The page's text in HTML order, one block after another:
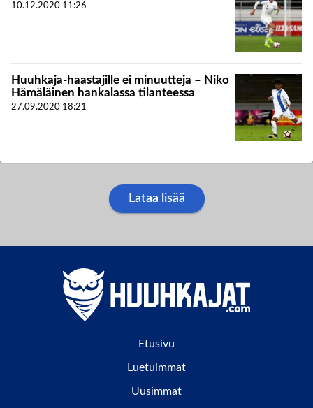
10.12.2020 11:26
Huuhkaja-haastajille ei minuutteja – Niko
Hämäläinen hankalassa tilanteessa
27.09.2020 18:21
Lataa lisää
Etusivu
Luetuimmat
Uusimmat